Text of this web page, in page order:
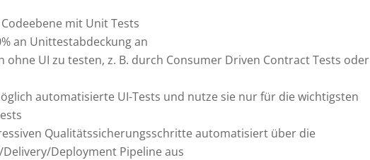
mit Unit Tests
an Unittestabdeckung an
ohne UI zu testen, z. B. durch Consumer Driven Contract Tests oder
automatisierte UI-Tests und nutze sie nur für die wichtigsten
Qualitätssicherungsschritte automatisiert über die
Deployment Pipeline aus